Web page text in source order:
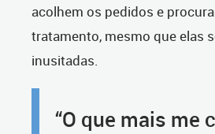
acolhem os pedidos e
tratamento, mesmo que elas
inusitadas.
“O que mais me